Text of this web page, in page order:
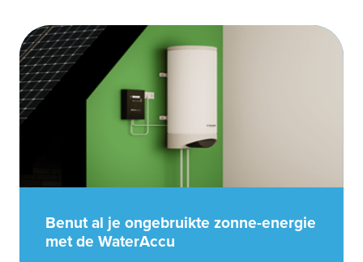
Benut al je ongebruikte zonne-energie
met de WaterAccu